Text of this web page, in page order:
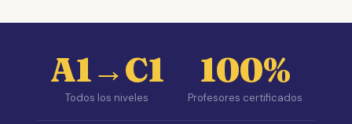
A1→C1
Todos los niveles
100%
Profesores certificados